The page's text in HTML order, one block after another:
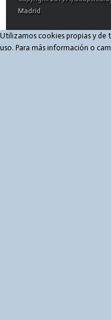
Madrid
Utilizamos cookies propias y de
uso. Para más información o